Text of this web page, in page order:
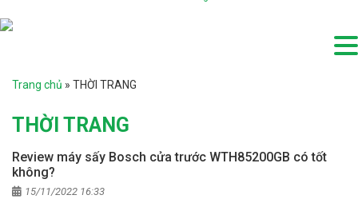
Trang chủ » THỜI TRANG
THỜI TRANG
Review máy sấy Bosch cửa trước WTH85200GB có tốt
không?
15/11/2022 16:33